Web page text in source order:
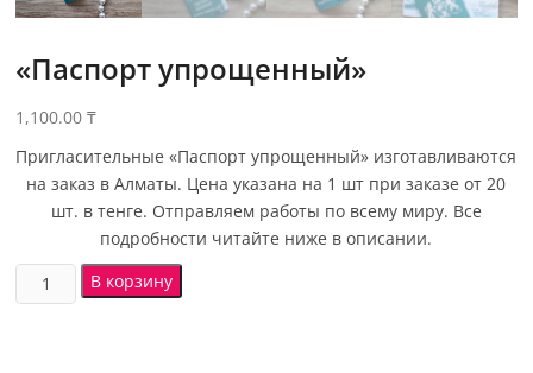
«Паспорт упрощенный»
1,100.00₸
Пригласительные «Паспорт упрощенный» изготавливаются
на заказ в Алматы. Цена указана на 1 шт при заказе от 20
шт. в тенге. Отправляем работы по всему миру. Все
подробности читайте ниже в описании.
В корзину